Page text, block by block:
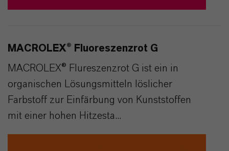
MACROLEX® Fluoreszenzrot G
MACROLEX® Flureszenzrot G ist ein in
organischen Lösungsmitteln löslicher
Farbstoff zur Einfärbung von Kunststoffen
mit einer hohen Hitzesta...